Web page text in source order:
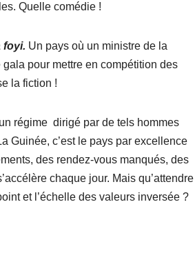
Quelle comédie !
foyi. Un pays où un ministre de la
pour mettre en compétition des
la fiction !
régime dirigé par de tels hommes
Guinée, c’est le pays par excellence
des rendez-vous manqués, des
chaque jour. Mais qu’attendre
et l’échelle des valeurs inversée ?